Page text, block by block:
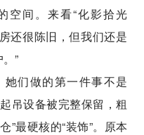
空间。来看“化影拾光
还很陈旧，但我们还是
”
们做的第一件事不是
吊设备被完整保留，粗
”最硬核的“装饰”。原本